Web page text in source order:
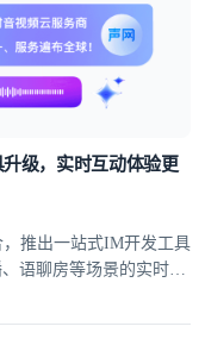
级，实时互动体验更
推出一站式IM开发工具
语聊房等场景的实时互